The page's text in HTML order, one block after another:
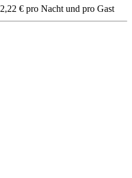
2,22 € pro Nacht und pro Gast